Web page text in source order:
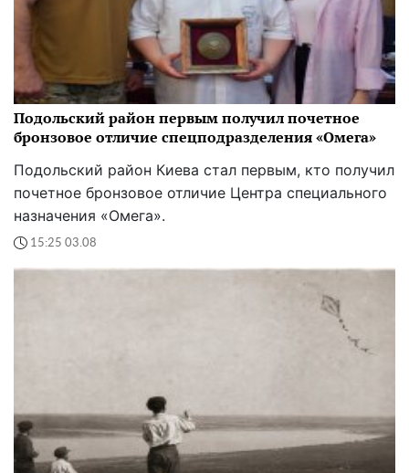
Подольский район первым получил почетное
бронзовое отличие спецподразделения «Омега»
Подольский район Киева стал первым, кто получил
почетное бронзовое отличие Центра специального
назначения «Омега».
15:25 03.08